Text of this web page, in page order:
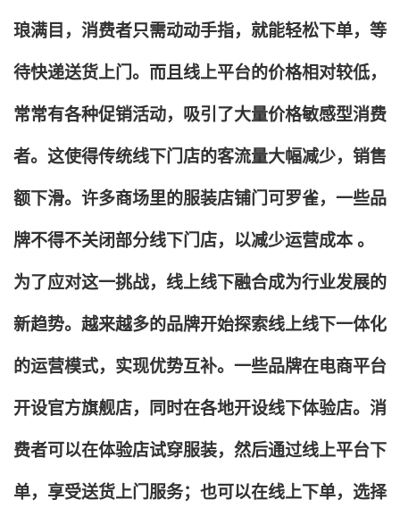
琅满目，消费者只需动动手指，就能轻松下单，等
待快递送货上门。而且线上平台的价格相对较低，
常常有各种促销活动，吸引了大量价格敏感型消费
者。这使得传统线下门店的客流量大幅减少，销售
额下滑。许多商场里的服装店铺门可罗雀，一些品
牌不得不关闭部分线下门店，以减少运营成本 。
为了应对这一挑战，线上线下融合成为行业发展的
新趋势。越来越多的品牌开始探索线上线下一体化
的运营模式，实现优势互补。一些品牌在电商平台
开设官方旗舰店，同时在各地开设线下体验店。消
费者可以在体验店试穿服装，然后通过线上平台下
单，享受送货上门服务；也可以在线上下单，选择